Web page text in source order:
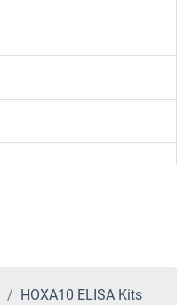
HOXA10 ELISA Kits